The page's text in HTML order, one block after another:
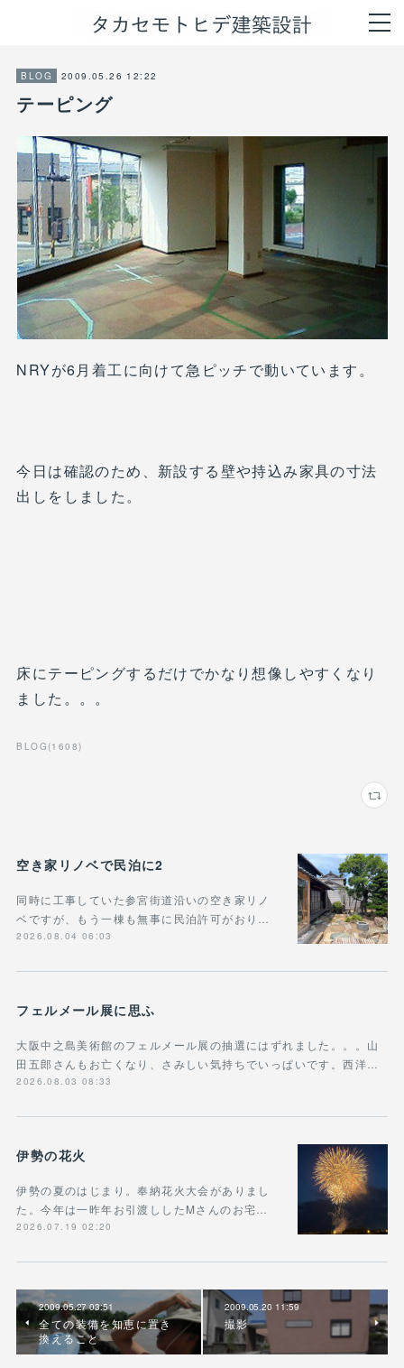
BLOG 2009.05.26 12:22
テーピング
NRYが6月着工に向けて急ピッチで動いています。
今日は確認のため、新設する壁や持込み家具の寸法
出しをしました。
床にテーピングするだけでかなり想像しやすくなり
ました。。。
BLOG (1608)
空き家リノベで民泊に2
同時に工事していた参宮街道沿いの空き家リノ
ベですが、もう一棟も無事に民泊許可がおり…
2026.08.04 06:03
フェルメール展に思ふ
大阪中之島美術館のフェルメール展の抽選にはずれました。。。山
田五郎さんもお亡くなり、さみしい気持ちでいっぱいです。西洋…
2026.08.03 08:33
伊勢の花火
伊勢の夏のはじまり。奉納花火大会がありまし
た。今年は一昨年お引渡ししたMさんのお宅…
2026.07.19 02:20
2009.05.27 03:51
全ての装備を知恵に置き
換えること
2009.05.20 11:59
撮影